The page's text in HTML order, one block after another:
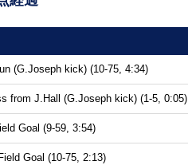
(G.Joseph kick) (10-75, 4:34)
from J.Hall (G.Joseph kick) (1-5, 0:05)
Goal (9-59, 3:54)
Goal (10-75, 2:13)